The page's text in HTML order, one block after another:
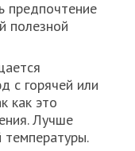
предпочтение
полезной
с горячей или
как это
Лучше